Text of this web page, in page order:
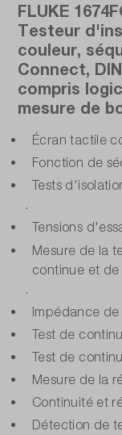
FLUKE
Testeur
couleur,
Connect,
compris
mesure de
Écran tactile
Fonction de
Tests
.
Tensions
Mesure de la
continue et
Impédance
Test de
Test de
Mesure de la
Continuité et
Détection de